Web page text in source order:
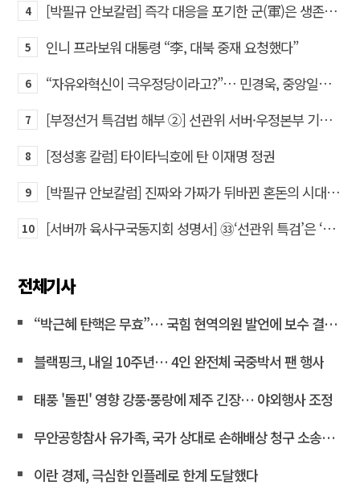
4 [박필규 안보칼럼] 즉각 대응을 포기한 군(軍)은 생존할 수 없다
5 인니 프라보워 대통령 “李, 대북 중재 요청했다”
6 “자유와혁신이 극우정당이라고?”… 민경욱, 중앙일보 직격
7 [부정선거 특검법 해부 ②] 선관위 서버·우정본부 기록까지…‘증거를 끌어오는 칼’
8 [정성홍 칼럼] 타이타닉호에 탄 이재명 정권
9 [박필규 안보칼럼] 진짜와 가짜가 뒤바뀐 혼돈의 시대, 안보 파탄은 막아야
10 [서버까 육사구국동지회 성명서] ㉝‘선관위 특검’은 ‘부정선거 특검’으로 명명하고 박주현 변호사를 ‘특검’으로 임명하라!
전체기사
“박근혜 탄핵은 무효”… 국힘 현역의원 발언에 보수 결집 목소리 고조
블랙핑크, 내일 10주년… 4인 완전체 국중박서 팬 행사
태풍 '돌핀' 영향 강풍·풍랑에 제주 긴장… 야외행사 조정
무안공항참사 유가족, 국가 상대로 손해배상 청구 소송한다
이란 경제, 극심한 인플레로 한계 도달했다